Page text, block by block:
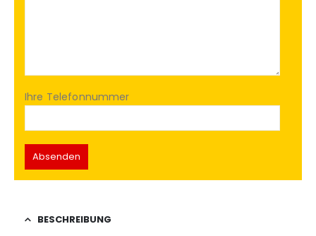
Ihre Telefonnummer
BESCHREIBUNG